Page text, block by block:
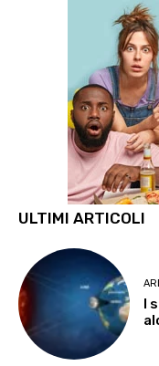
ULTIMI ARTICOLI
I